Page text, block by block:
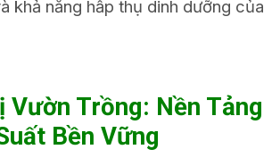
khả năng hấp thụ dinh dưỡng của
Vườn Trồng: Nền Tảng
Bền Vững